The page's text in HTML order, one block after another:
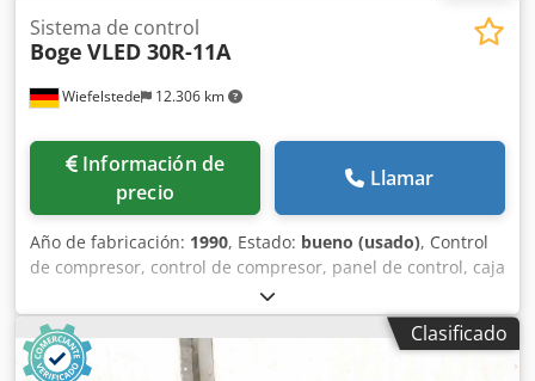
Wiefelstede 12.306 km
Sistema de control
Boge VLED 30R-11A
Información de
precio
Llamar
Año de fabricación: 1990, Estado: bueno (usado), Control
de compresor, control de compresor, panel de control, caja
de control, unidad de control -Fabricante: Boge, control del
compresor desde compresor de tornillo tipo VLED 30R-11A
-Componentes individuales: ver fotos. Dodpfjvpfh Tsx
Airsck -Dimensiones: 200/110/H150 mm -Peso: 1,2 kg
Clasificado